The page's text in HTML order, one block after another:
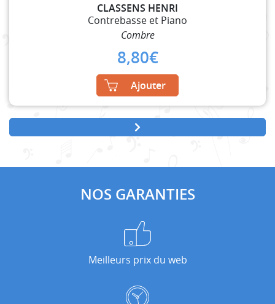
CLASSENS HENRI
Contrebasse et Piano
Combre
8,80€
Ajouter
NOS GARANTIES
Meilleurs prix du web